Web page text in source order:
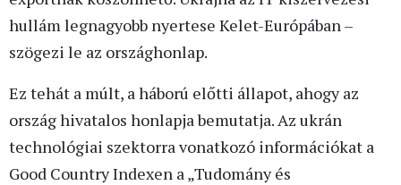
hullám legnagyobb nyertese Kelet-Európában –
szögezi le az országhonlap.
Ez tehát a múlt, a háború előtti állapot, ahogy az
ország hivatalos honlapja bemutatja. Az ukrán
technológiai szektorra vonatkozó információkat a
Good Country Indexen a „Tudomány és